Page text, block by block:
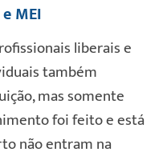
MEI
liberais e
também
mas somente
foi feito e está
não entram na